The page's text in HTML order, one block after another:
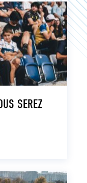
SEREZ